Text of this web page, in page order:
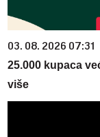
03. 08. 2026 07:31
25.000 kupaca
više